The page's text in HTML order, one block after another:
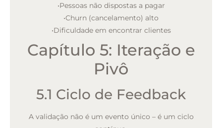
•Pessoas não dispostas a pagar
•Churn (cancelamento) alto
•Dificuldade em encontrar clientes
Capítulo 5: Iteração e
Pivô
5.1 Ciclo de Feedback
A validação não é um evento único – é um ciclo